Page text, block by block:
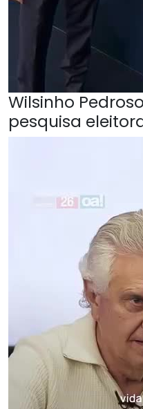
Wilsinho
pesquisa